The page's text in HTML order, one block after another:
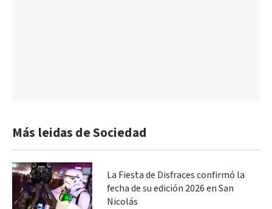
Más leidas de Sociedad
La Fiesta de Disfraces confirmó la
fecha de su edición 2026 en San
Nicolás